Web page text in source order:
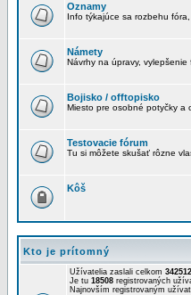
Oznamy
Info týkajúce sa rozbehu
Námety
Návrhy na úpravy, vylepšenie
Bojisko / offtopisko
Miesto pre osobné potyčky a
Testovacie fórum
Tu si môžete skušať rôzne
Kôš
Kto je prítomný
Užívatelia zaslali celkom 342512
Je tu 18508 registrovaných
Najnovším registrovaným